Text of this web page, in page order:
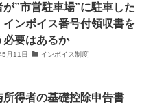
が”市営駐車場”に駐車した
インボイス番号付領収書を
必要はあるか
月11日 インボイス制度
所得者の基礎控除申告書